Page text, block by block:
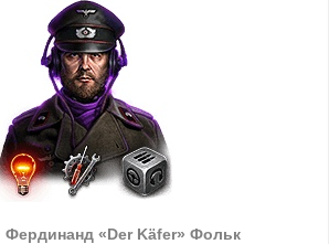
Фердинанд «Der Käfer» Фольк